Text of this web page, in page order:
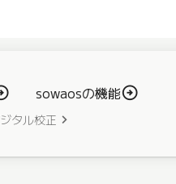
sowaosの機能
タル校正